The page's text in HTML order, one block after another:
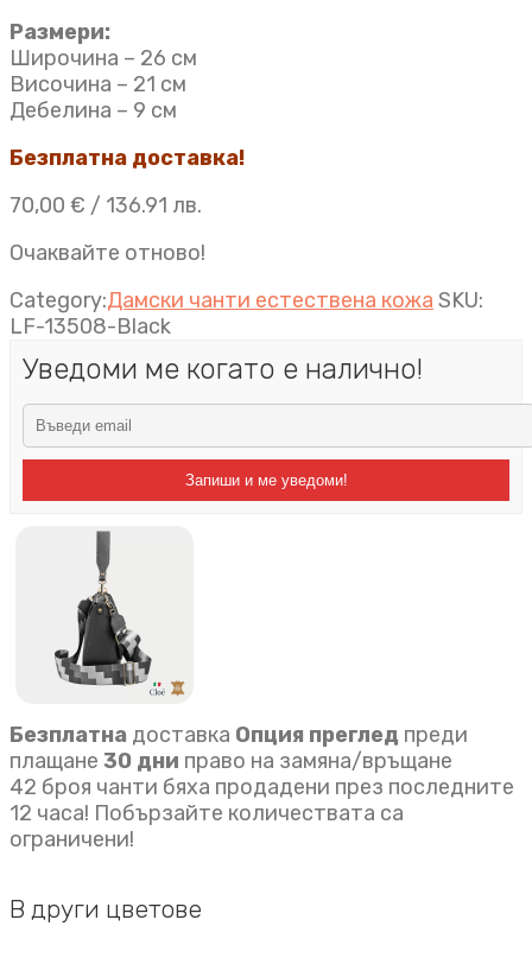
Размери:
Широчина – 26 см
Височина – 21 см
Дебелина – 9 см
Безплатна доставка!
70,00 € / 136.91 лв.
Очаквайте отново!
Category:Дамски чанти естествена кожа SKU:
LF-13508-Black
Уведоми ме когато е налично!
Запиши и ме уведоми!
Безплатна доставка Опция преглед преди
плащане 30 дни право на замяна/връщане
42 броя чанти бяха продадени през последните
12 часа! Побързайте количествата са
ограничени!
В други цветове